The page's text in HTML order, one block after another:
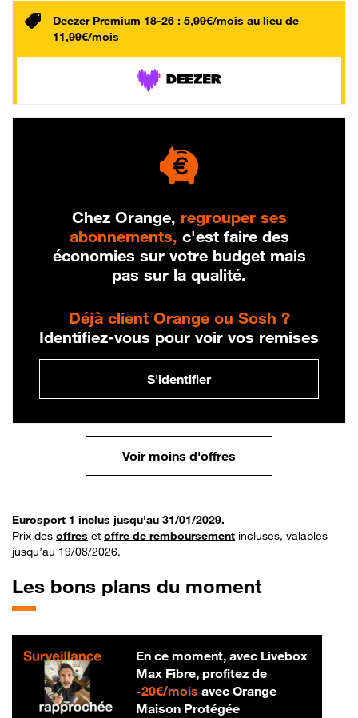
Deezer Premium 18-26 : 5,99€/mois au lieu de
11,99€/mois
Chez Orange, regrouper ses
abonnements, c'est faire des
économies sur votre budget mais
pas sur la qualité.
Déjà client Orange ou Sosh ?
Identifiez-vous pour voir vos remises
S'identifier
Voir moins d'offres
Eurosport 1 inclus jusqu'au 31/01/2029.
Prix des offres et offre de remboursement incluses, valables
jusqu’au 19/08/2026.
Les bons plans du moment
En ce moment, avec Livebox
Max Fibre, profitez de
-20€/mois20 € par mois
avec Orange
Maison Protégée